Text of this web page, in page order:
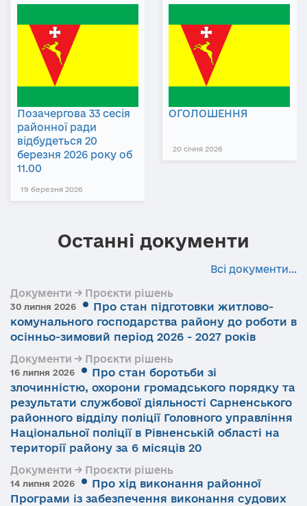
Позачергова 33 сесія
районної ради
відбудеться 20
березня 2026 року об
11.00
19 березня 2026
ОГОЛОШЕННЯ
20 січня 2026
Останні документи
Всі документи...
Документи → Проєкти рішень
30 липня 2026
Про стан підготовки житлово-
комунального господарства району до роботи в
осінньо-зимовий період 2026 - 2027 років
Документи → Проєкти рішень
16 липня 2026
Про стан боротьби зі
злочинністю, охорони громадського порядку та
результати службової діяльності Сарненського
районного відділу поліції Головного управління
Національної поліції в Рівненській області на
території району за 6 місяців 20
Документи → Проєкти рішень
14 липня 2026
Про хід виконання районної
Програми із забезпечення виконання судових